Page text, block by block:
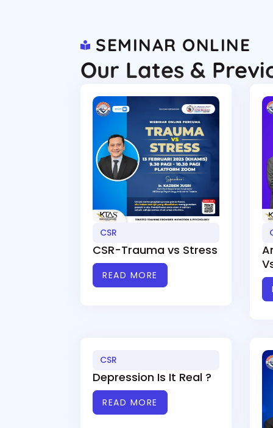
SEMINAR ONLINE
Our Lates &
CSR
CSR-Trauma vs Stress
READ MORE
CSR
Depression Is It Real ?
READ MORE